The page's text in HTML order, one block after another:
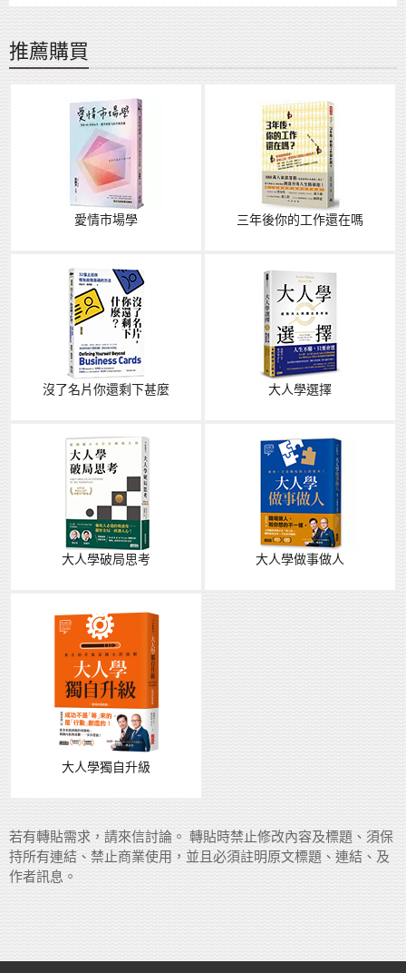
推薦購買
愛情市場學 三年後你的工作還在嗎
沒了名片你還剩下甚麼 大人學選擇
大人學破局思考 大人學做事做人
大人學獨自升級
若有轉貼需求，請來信討論。 轉貼時禁止修改內容及標題、須保
持所有連結、禁止商業使用，並且必須註明原文標題、連結、及
作者訊息。